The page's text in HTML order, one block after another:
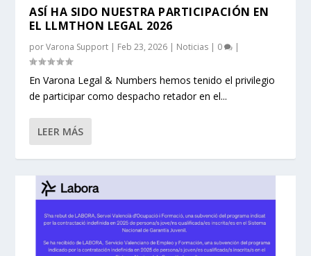
ASÍ HA SIDO NUESTRA PARTICIPACIÓN EN
EL LLMTHON LEGAL 2026
porVarona Support | Feb 23, 2026 | Noticias | 0 |
En Varona Legal & Numbers hemos tenido el privilegio
de participar como despacho retador en el...
LEER MÁS